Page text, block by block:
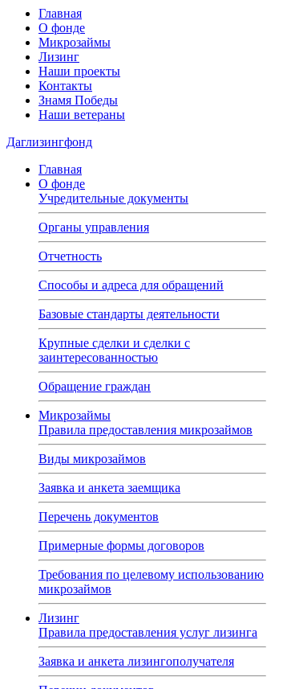
Главная
О фонде
Микрозаймы
Лизинг
Наши проекты
Контакты
Знамя Победы
Наши ветераны
Даглизингфонд
Главная
О фонде
Учредительные документы
Органы управления
Отчетность
Способы и адреса для обращений
Базовые стандарты деятельности
Крупные сделки и сделки с
заинтересованностью
Обращение граждан
Микрозаймы
Правила предоставления микрозаймов
Виды микрозаймов
Заявка и анкета заемщика
Перечень документов
Примерные формы договоров
Требования по целевому использованию
микрозаймов
Лизинг
Правила предоставления услуг лизинга
Заявка и анкета лизингополучателя